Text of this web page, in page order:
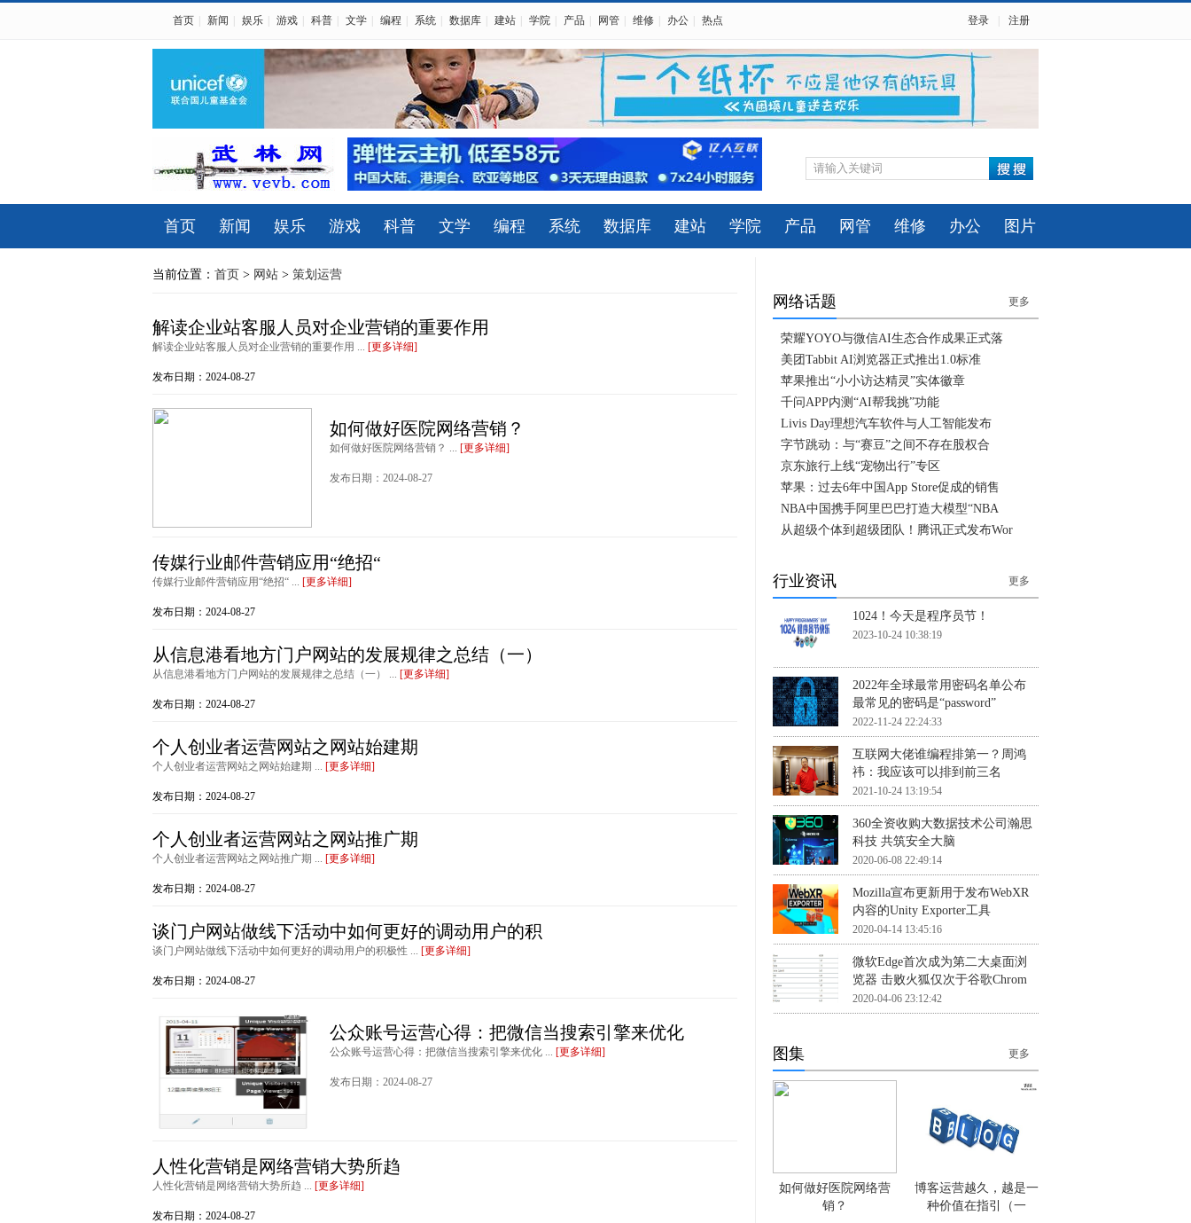
首页 新闻 娱乐 游戏 科普 文学 编程 系统 数据库 建站 学院 产品 网管 维修 办公 热点 登录 注册
首页 新闻 娱乐 游戏 科普 文学 编程 系统 数据库 建站 学院 产品 网管 维修 办公 图片
当前位置： 首页 > 网站 > 策划运营
解读企业站客服人员对企业营销的重要作用
解读企业站客服人员对企业营销的重要作用 ... [更多详细]
发布日期：2024-08-27
如何做好医院网络营销？
如何做好医院网络营销？ ... [更多详细]
发布日期：2024-08-27
传媒行业邮件营销应用“绝招“
传媒行业邮件营销应用“绝招“ ... [更多详细]
发布日期：2024-08-27
从信息港看地方门户网站的发展规律之总结（一）
从信息港看地方门户网站的发展规律之总结（一） ... [更多详细]
发布日期：2024-08-27
个人创业者运营网站之网站始建期
个人创业者运营网站之网站始建期 ... [更多详细]
发布日期：2024-08-27
个人创业者运营网站之网站推广期
个人创业者运营网站之网站推广期 ... [更多详细]
发布日期：2024-08-27
谈门户网站做线下活动中如何更好的调动用户的积
谈门户网站做线下活动中如何更好的调动用户的积极性 ... [更多详细]
发布日期：2024-08-27
公众账号运营心得：把微信当搜索引擎来优化
公众账号运营心得：把微信当搜索引擎来优化 ... [更多详细]
发布日期：2024-08-27
人性化营销是网络营销大势所趋
人性化营销是网络营销大势所趋 ... [更多详细]
发布日期：2024-08-27
网络话题 更多
荣耀YOYO与微信AI生态合作成果正式落
美团Tabbit AI浏览器正式推出1.0标准
苹果推出“小小访达精灵”实体徽章
千问APP内测“AI帮我挑”功能
Livis Day理想汽车软件与人工智能发布
字节跳动：与“赛豆”之间不存在股权合
京东旅行上线“宠物出行”专区
苹果：过去6年中国App Store促成的销售
NBA中国携手阿里巴巴打造大模型“NBA
从超级个体到超级团队！腾讯正式发布Wor
行业资讯 更多
1024！今天是程序员节！
2023-10-24 10:38:19
2022年全球最常用密码名单公布
最常见的密码是“password”
2022-11-24 22:24:33
互联网大佬谁编程排第一？周鸿
祎：我应该可以排到前三名
2021-10-24 13:19:54
360全资收购大数据技术公司瀚思
科技 共筑安全大脑
2020-06-08 22:49:14
Mozilla宣布更新用于发布WebXR
内容的Unity Exporter工具
2020-04-14 13:45:16
微软Edge首次成为第二大桌面浏
览器 击败火狐仅次于谷歌Chrom
2020-04-06 23:12:42
图集 更多
如何做好医院网络营
销？
博客运营越久，越是一
种价值在指引（一